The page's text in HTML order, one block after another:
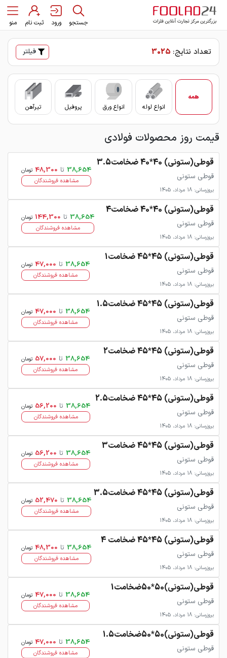
جستجو ورود ثبت نام منو
تعداد نتایج: 3025 فیلتر
همه
انواع لوله
انواع ورق پروفیل تیرآهن
قیمت روز محصولات فولادی
قوطی(ستونی) 40*40 ضخامت3.5
قوطی ستونی
بروزرسانی: 18 مرداد، 1405
38,654 تا 48,300 تومان
مشاهده فروشندگان
قوطی(ستونی) 40*40 ضخامت4
قوطی ستونی
بروزرسانی: 18 مرداد، 1405
38,654 تا 144,300 تومان
مشاهده فروشندگان
قوطی(ستونی) 45*45 ضخامت1
قوطی ستونی
بروزرسانی: 18 مرداد، 1405
38,654 تا 47,000 تومان
مشاهده فروشندگان
قوطی(ستونی) 45*45 ضخامت1.5
قوطی ستونی
بروزرسانی: 18 مرداد، 1405
38,654 تا 47,000 تومان
مشاهده فروشندگان
قوطی(ستونی) 45*45 ضخامت2
قوطی ستونی
بروزرسانی: 18 مرداد، 1405
38,654 تا 57,000 تومان
مشاهده فروشندگان
قوطی(ستونی) 45*45 ضخامت2.5
قوطی ستونی
بروزرسانی: 18 مرداد، 1405
38,654 تا 56,200 تومان
مشاهده فروشندگان
قوطی(ستونی) 45*45 ضخامت3
قوطی ستونی
بروزرسانی: 18 مرداد، 1405
38,654 تا 56,200 تومان
مشاهده فروشندگان
قوطی(ستونی) 45*45 ضخامت3.5
قوطی ستونی
بروزرسانی: 18 مرداد، 1405
38,654 تا 52,470 تومان
مشاهده فروشندگان
قوطی(ستونی) 45*45 ضخامت 4
قوطی ستونی
بروزرسانی: 18 مرداد، 1405
38,654 تا 48,300 تومان
مشاهده فروشندگان
قوطی(ستونی)50*50ضخامت1
قوطی ستونی
بروزرسانی: 18 مرداد، 1405
38,654 تا 47,000 تومان
مشاهده فروشندگان
قوطی(ستونی)50*50ضخامت1.5
قوطی ستونی
38,654 تا 47,000 تومان
مشاهده فروشندگان